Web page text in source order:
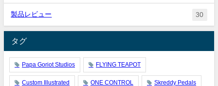
製品レビュー 30
タグ
Papa Goriot Studios FLYING TEAPOT
Custom Illustrated ONE CONTROL Skreddy Pedals